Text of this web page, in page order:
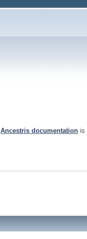
Ancestris documentation is